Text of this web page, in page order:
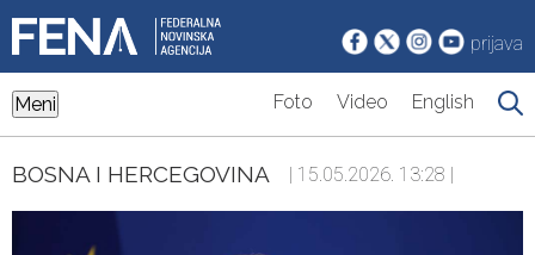
prijava
Meni Foto Video English
BOSNA I HERCEGOVINA | 15.05.2026. 13:28 |